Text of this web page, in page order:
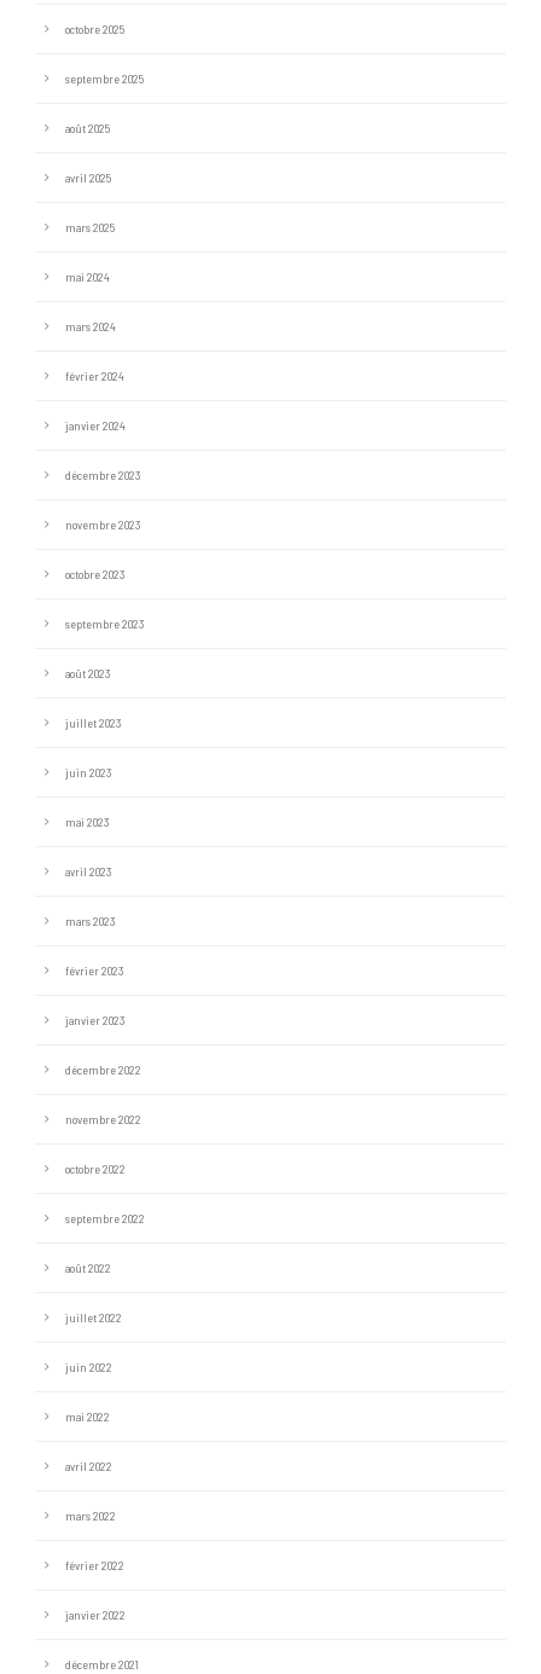
octobre 2025
septembre 2025
août 2025
avril 2025
mars 2025
mai 2024
mars 2024
février 2024
janvier 2024
décembre 2023
novembre 2023
octobre 2023
septembre 2023
août 2023
juillet 2023
juin 2023
mai 2023
avril 2023
mars 2023
février 2023
janvier 2023
décembre 2022
novembre 2022
octobre 2022
septembre 2022
août 2022
juillet 2022
juin 2022
mai 2022
avril 2022
mars 2022
février 2022
janvier 2022
décembre 2021